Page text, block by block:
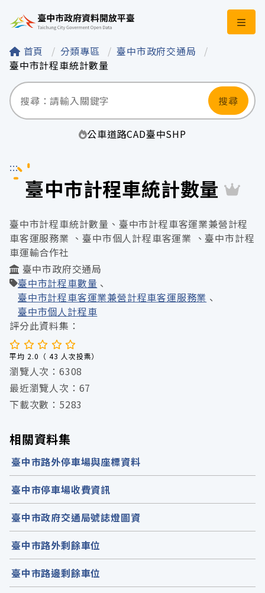
臺中市政府資料開
首頁 分類專區
臺中市政府交通局
臺中市計程車統計數量
搜尋
公車道路CAD臺中SHP
:::
臺中市計程車統計數量
臺中市計程車統計數量、臺中市計程車客運業兼營計程
車客運服務業 、臺中市個人計程車客運業 、臺中市計程
車運輸合作社
臺中市政府交通局
臺中市計程車數量
臺中市計程車客運業兼營計程車客運服務業
臺中市個人計程車
評分此資料集：
平均 2.0（ 43 人次投票）
瀏覽人次：6308
最近瀏覽人次：67
下載次數：5283
相關資料集
臺中市路外停車場與座標資料
臺中市停車場收費資訊
臺中市政府交通局號誌燈圖資
臺中市路外剩餘車位
臺中市路邊剩餘車位